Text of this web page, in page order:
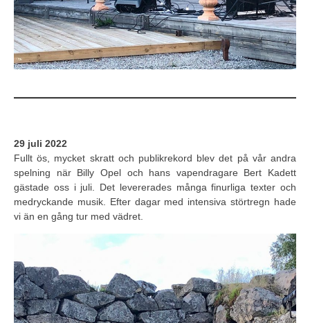
29 juli 2022
Fullt ös, mycket skratt och publikrekord blev det på vår andra
spelning när Billy Opel och hans vapendragare Bert Kadett
gästade oss i juli. Det levererades många finurliga texter och
medryckande musik. Efter dagar med intensiva störtregn hade
vi än en gång tur med vädret.